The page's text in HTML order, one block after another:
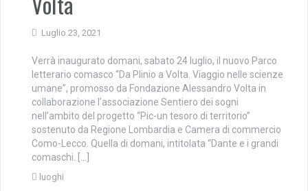
Luglio 23, 2021
Verrà inaugurato domani, sabato 24 luglio, il nuovo Parco
letterario comasco “Da Plinio a Volta. Viaggio nelle scienze
umane”, promosso da Fondazione Alessandro Volta in
collaborazione l’associazione Sentiero dei sogni
nell’ambito del progetto “Pic-un tesoro di territorio”
sostenuto da Regione Lombardia e Camera di commercio
Como-Lecco. Quella di domani, intitolata “Dante e i grandi
comaschi. […]
luoghi